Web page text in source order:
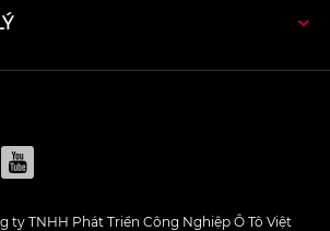
ty TNHH Phát Triển Công Nghiệp Ô Tô Việt